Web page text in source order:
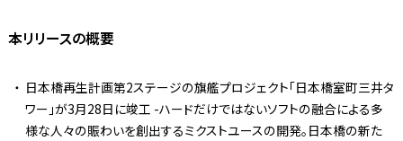
本リリースの概要
日本橋再生計画第2ステージの旗艦プロジェクト「日本橋室町三井タ
ワー」が3月28日に竣工 -ハードだけではないソフトの融合による多
様な人々の賑わいを創出するミクストユースの開発。日本橋の新た